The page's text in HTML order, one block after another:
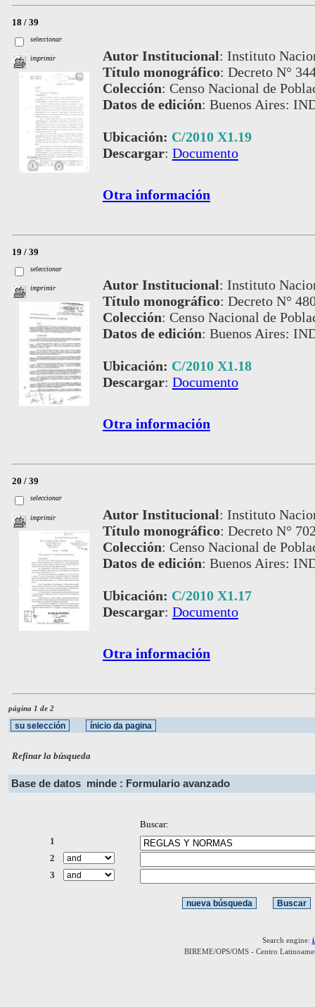
18 / 39
seleccionar
imprimir Autor Institucional: Instituto
Título monográfico: Decreto N°
Colección: Censo Nacional de
Datos de edición: Buenos Aires:
Ubicación: C/2010 X1.19
Descargar: Documento
Otra información
19 / 39
seleccionar
imprimir Autor Institucional: Instituto
Título monográfico: Decreto N°
Colección: Censo Nacional de
Datos de edición: Buenos Aires:
Ubicación: C/2010 X1.18
Descargar: Documento
Otra información
20 / 39
seleccionar
imprimir Autor Institucional: Instituto
Título monográfico: Decreto N°
Colección: Censo Nacional de
Datos de edición: Buenos Aires:
Ubicación: C/2010 X1.17
Descargar: Documento
Otra información
página 1 de 2
Refinar la búsqueda
Base de datos minde : Formulario avanzado
Buscar:
1
2
3
Search engine:
BIREME/OPS/OMS - Centro